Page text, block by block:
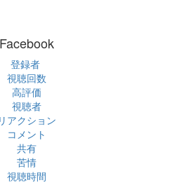
Facebook
登録者
視聴回数
高評価
視聴者
リアクション
コメント
共有
苦情
視聴時間